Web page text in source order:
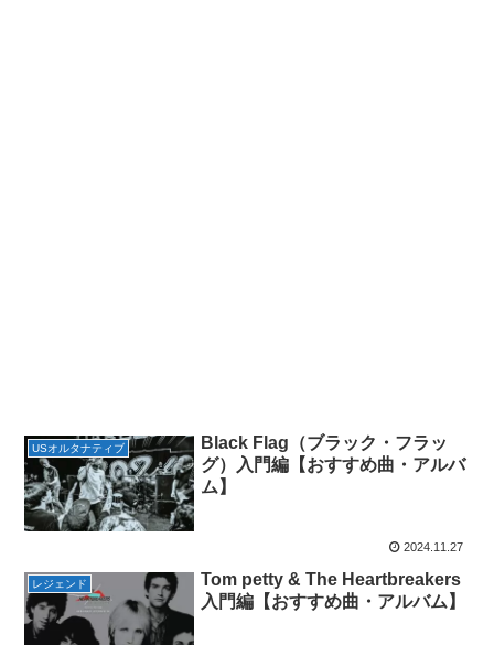
USオルタナティブ
Black Flag（ブラック・フラッ
グ）入門編【おすすめ曲・アルバ
ム】
2024.11.27
レジェンド
Tom petty & The Heartbreakers
入門編【おすすめ曲・アルバム】